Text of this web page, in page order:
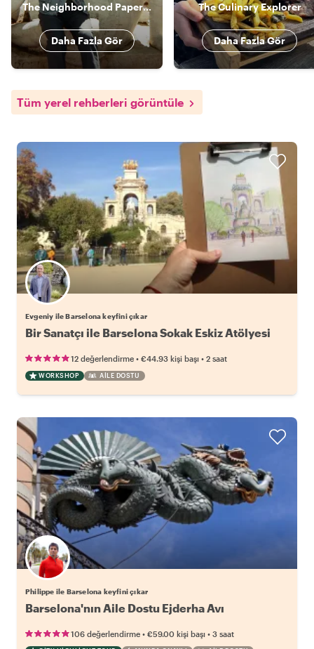
The Neighborhood Paperboy
Daha Fazla Gör
The Culinary Explorer
Daha Fazla Gör
Tüm yerel rehberleri görüntüle
Evgeniy ile Barselona keyfini çıkar
Bir Sanatçı ile Barselona Sokak Eskiz Atölyesi
12 değerlendirme • €44.93 kişi başı • 2 saat
WORKSHOP AILE DOSTU
Philippe ile Barselona keyfini çıkar
Barselona'nın Aile Dostu Ejderha Avı
106 değerlendirme • €59.00 kişi başı • 3 saat